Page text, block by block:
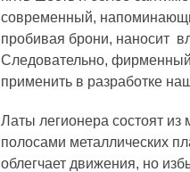
современный,
пробивая брони, наносит
Следовательно, фирменный
применить в разработке
Латы легионера состоят
полосами металлических
облегчает движения, но